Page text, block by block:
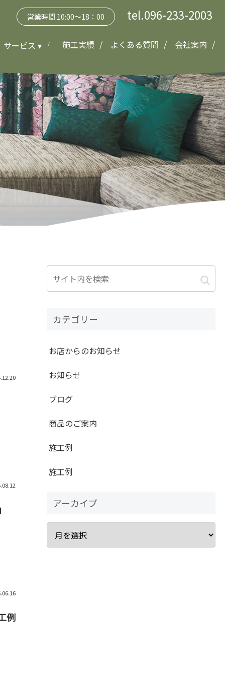
サービス ▾ 施工実績 よくある質問 会社案内
営業時間 10:00～18：00 tel.096-233-2003
例
カテゴリー
お店からのお知らせ
お知らせ
ブログ
商品のご案内
施工例
施工例
アーカイブ